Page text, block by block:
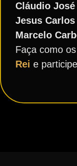
Cláudio
Jesus
Marcelo
Faça como
Rei e